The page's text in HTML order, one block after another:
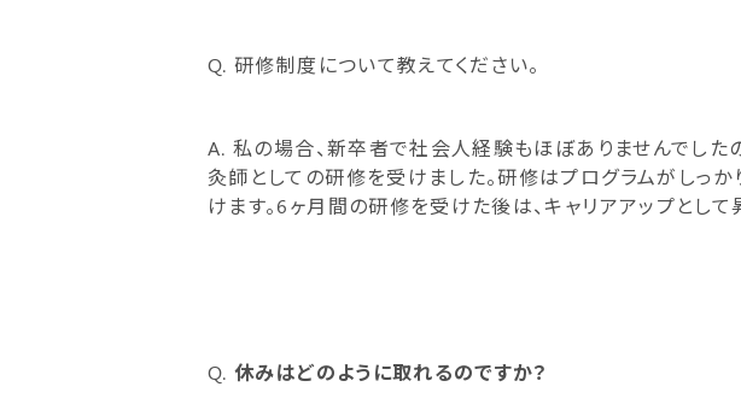
Q. 研修制度について教えてください。
A. 私の場合、新卒者で社会人経験もほぼありませんでした
灸師としての研修を受けました。研修はプログラムがしっ
けます。6ヶ月間の研修を受けた後は、キャリアアップとして
Q.休みはどのように取れるのですか？